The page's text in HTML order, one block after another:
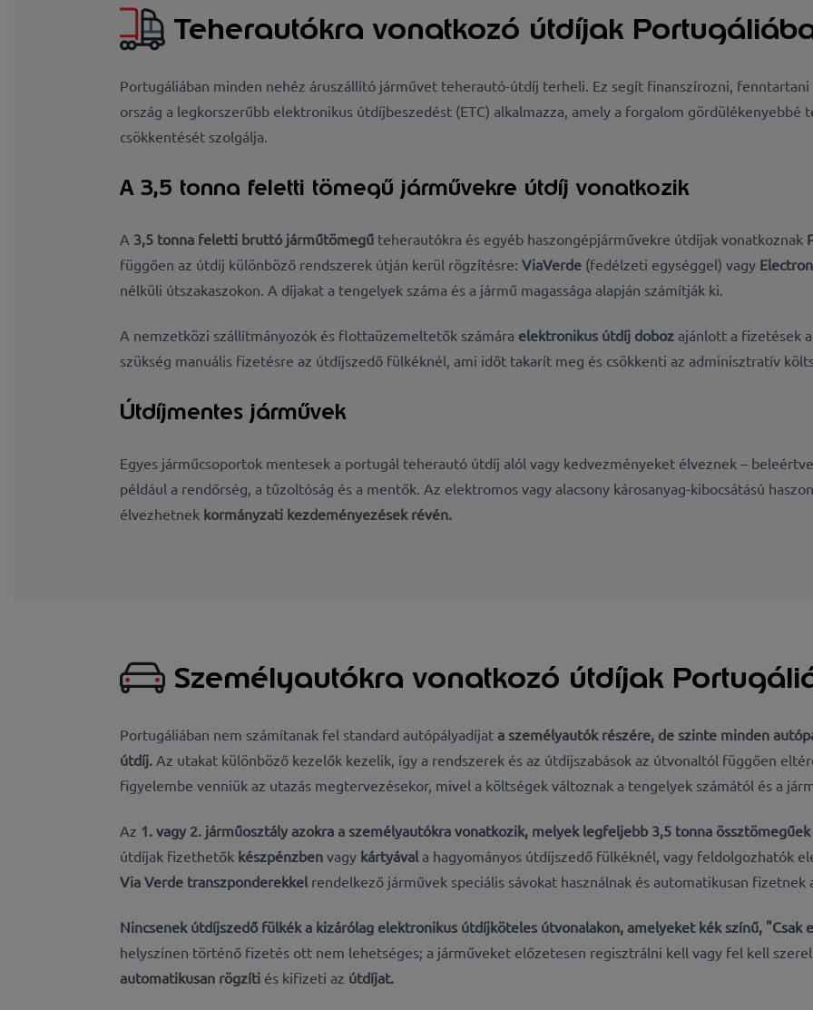
Teherautókra vonatkozó útdíjak
Portugáliában minden nehéz áruszállító járművet teherautó-útdíj terheli. Ez segít finanszírozni,
ország a legkorszerűbb elektronikus útdíjbeszedést (ETC) alkalmazza, amely a forgalom
csökkentését szolgálja.
A 3,5 tonna feletti tömegű járművekre útdíj vonatkozik
A 3,5 tonna feletti bruttó járműtömegű teherautókra és egyéb haszongépjárművekre útdíjak vonatkoznak
függően az útdíj különböző rendszerek útján kerül rögzítésre: ViaVerde (fedélzeti egységgel) vagy
nélküli útszakaszokon. A díjakat a tengelyek száma és a jármű magassága alapján számítják ki.
A nemzetközi szállítmányozók és flottaüzemeltetők számára elektronikus útdíj doboz ajánlott a fizetések
szükség manuális fizetésre az útdíjszedő fülkéknél, ami időt takarít meg és csökkenti az adminisztratív
Útdíjmentes járművek
Egyes járműcsoportok mentesek a portugál teherautó útdíj alól vagy kedvezményeket élveznek –
például a rendőrség, a tűzoltóság és a mentők. Az elektromos vagy alacsony károsanyag-kibocsátású
élvezhetnek kormányzati kezdeményezések révén.
Személyautókra vonatkozó útdíjak
Portugáliában nem számítanak fel standard autópályadíjat a személyautók részére, de szinte minden
útdíj. Az utakat különböző kezelők kezelik, így a rendszerek és az útdíjszabások az útvonaltól függően
figyelembe venniük az utazás megtervezésekor, mivel a költségek változnak a tengelyek számától és a
Az 1. vagy 2. járműosztály azokra a személyautókra vonatkozik, melyek legfeljebb 3,5 tonna össztömegűek
útdíjak fizethetők készpénzben vagy kártyával a hagyományos útdíjszedő fülkéknél, vagy feldolgozhatók
Via Verde transzponderekkel rendelkező járművek speciális sávokat használnak és automatikusan fizetnek
Nincsenek útdíjszedő fülkék a kizárólag elektronikus útdíjköteles útvonalakon, amelyeket kék színű, "Csak
helyszínen történő fizetés ott nem lehetséges; a járműveket előzetesen regisztrálni kell vagy fel kell
automatikusan rögzíti és kifizeti az útdíjat.